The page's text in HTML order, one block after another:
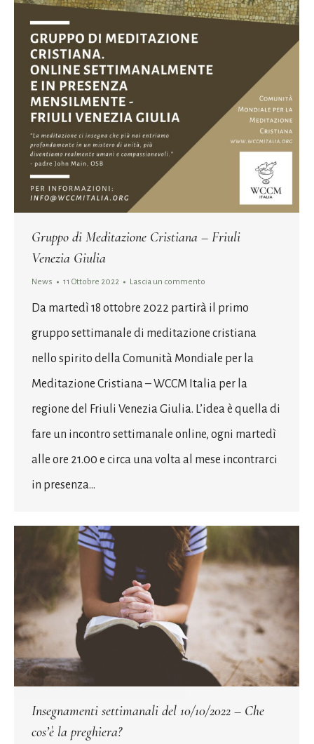
Gruppo di Meditazione Cristiana – Friuli
Venezia Giulia
News 11 Ottobre 2022 Lascia un commento
Da martedì 18 ottobre 2022 partirà il primo
gruppo settimanale di meditazione cristiana
nello spirito della Comunità Mondiale per la
Meditazione Cristiana – WCCM Italia per la
regione del Friuli Venezia Giulia. L’idea è quella di
fare un incontro settimanale online, ogni martedì
alle ore 21.00 e circa una volta al mese incontrarci
in presenza…
Insegnamenti settimanali del 10/10/2022 – Che
cos’è la preghiera?